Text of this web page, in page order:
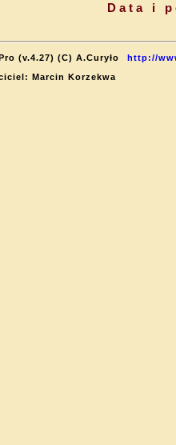
Data i
(v.4.27) (C) A.Curyło
http://
Marcin Korzekwa